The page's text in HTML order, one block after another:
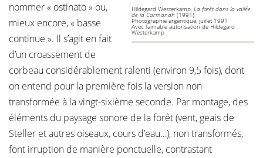
Hildegard Westerkamp, La forêt dans la vallée
de la Carmanah (1991)
Photographie argentique, juillet 1991
Avec l’aimable autorisation de Hildegard
Westerkamp
nommer « ostinato » ou,
mieux encore, « basse
continue ». Il s’agit en fait
d’un croassement de
corbeau considérablement ralenti (environ 9,5 fois), dont
on entend pour la première fois la version non
transformée à la vingt-sixième seconde. Par montage, des
éléments du paysage sonore de la forêt (vent, geais de
Steller et autres oiseaux, cours d’eau…), non transformés,
font irruption de manière ponctuelle, contrastant